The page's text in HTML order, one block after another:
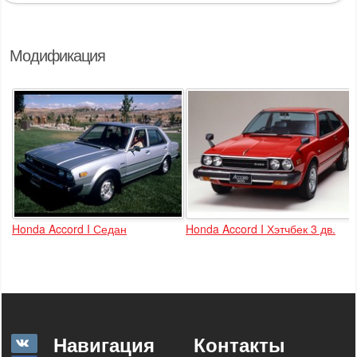
Модификация
Honda Accord I Седан Honda Accord I Хэтчбек 3 дв.
Навигация Контакты